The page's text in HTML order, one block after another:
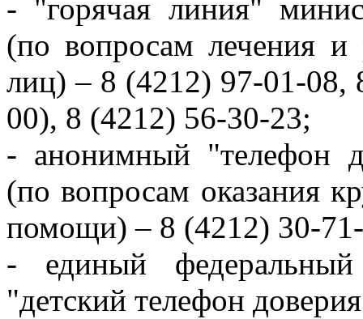
- "горячая линия"
(по вопросам лечения и
лиц) – 8 (4212) 97-01-08,
00), 8 (4212) 56-30-23;
- анонимный "телефон
(по вопросам оказания
помощи) – 8 (4212) 30-
- единый федеральный
"детский телефон